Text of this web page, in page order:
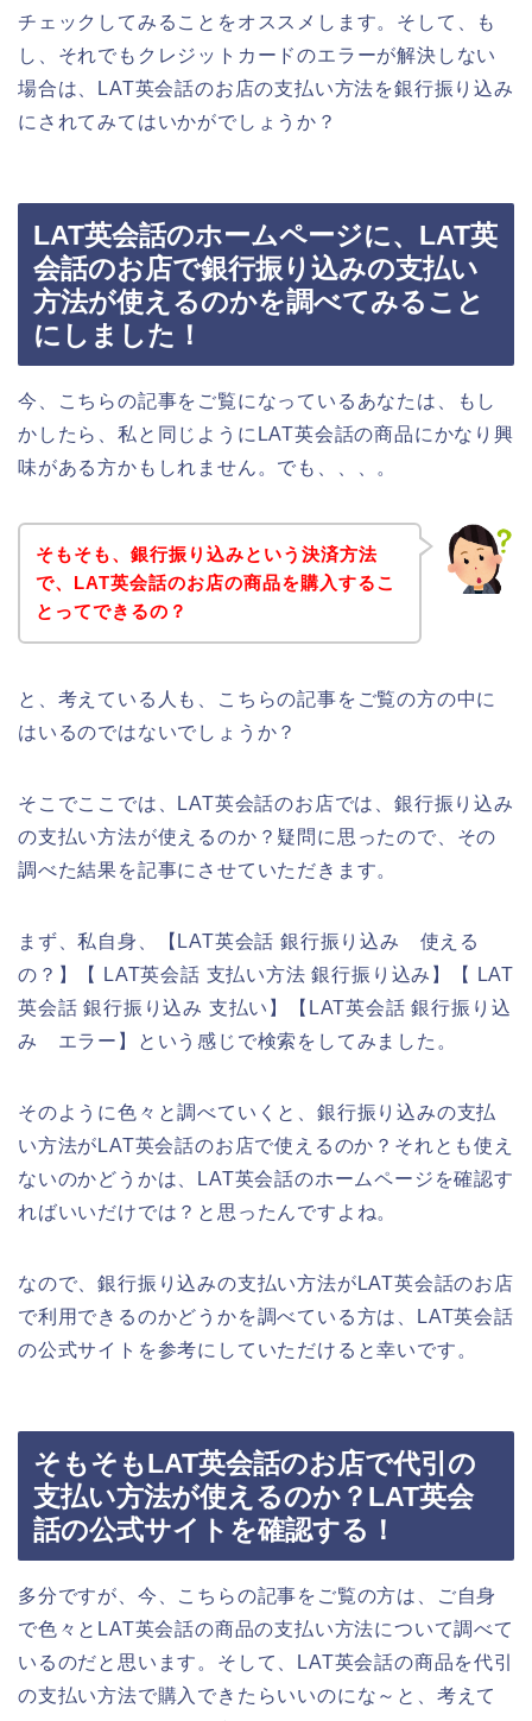
チェックしてみることをオススメします。そして、も
し、それでもクレジットカードのエラーが解決しない
場合は、LAT英会話のお店の支払い方法を銀行振り込み
にされてみてはいかがでしょうか？
LAT英会話のホームページに、LAT英
会話のお店で銀行振り込みの支払い
方法が使えるのかを調べてみること
にしました！
今、こちらの記事をご覧になっているあなたは、もし
かしたら、私と同じようにLAT英会話の商品にかなり興
味がある方かもしれません。でも、、、。
そもそも、銀行振り込みという決済方法
で、LAT英会話のお店の商品を購入するこ
とってできるの？
と、考えている人も、こちらの記事をご覧の方の中に
はいるのではないでしょうか？
そこでここでは、LAT英会話のお店では、銀行振り込み
の支払い方法が使えるのか？疑問に思ったので、その
調べた結果を記事にさせていただきます。
まず、私自身、【LAT英会話 銀行振り込み 使える
の？】【 LAT英会話 支払い方法 銀行振り込み】【 LAT
英会話 銀行振り込み 支払い】【LAT英会話 銀行振り込
み エラー】という感じで検索をしてみました。
そのように色々と調べていくと、銀行振り込みの支払
い方法がLAT英会話のお店で使えるのか？それとも使え
ないのかどうかは、LAT英会話のホームページを確認す
ればいいだけでは？と思ったんですよね。
なので、銀行振り込みの支払い方法がLAT英会話のお店
で利用できるのかどうかを調べている方は、LAT英会話
の公式サイトを参考にしていただけると幸いです。
そもそもLAT英会話のお店で代引の
支払い方法が使えるのか？LAT英会
話の公式サイトを確認する！
多分ですが、今、こちらの記事をご覧の方は、ご自身
で色々とLAT英会話の商品の支払い方法について調べて
いるのだと思います。そして、LAT英会話の商品を代引
の支払い方法で購入できたらいいのにな～と、考えて